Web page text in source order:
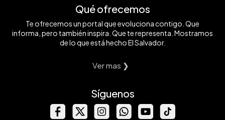
Qué ofrecemos
Te ofrecemos un portal que evoluciona contigo. Que
informa, pero también inspira. Que te representa. Mostramos
de lo que está hecho El Salvador.
Ver mas ❯
Síguenos